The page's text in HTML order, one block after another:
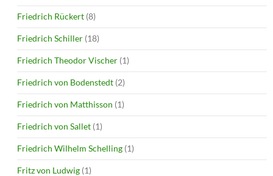
Friedrich Rückert (8)
Friedrich Schiller (18)
Friedrich Theodor Vischer (1)
Friedrich von Bodenstedt (2)
Friedrich von Matthisson (1)
Friedrich von Sallet (1)
Friedrich Wilhelm Schelling (1)
Fritz von Ludwig (1)